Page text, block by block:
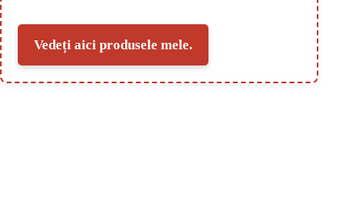
Vedeți aici produsele mele.